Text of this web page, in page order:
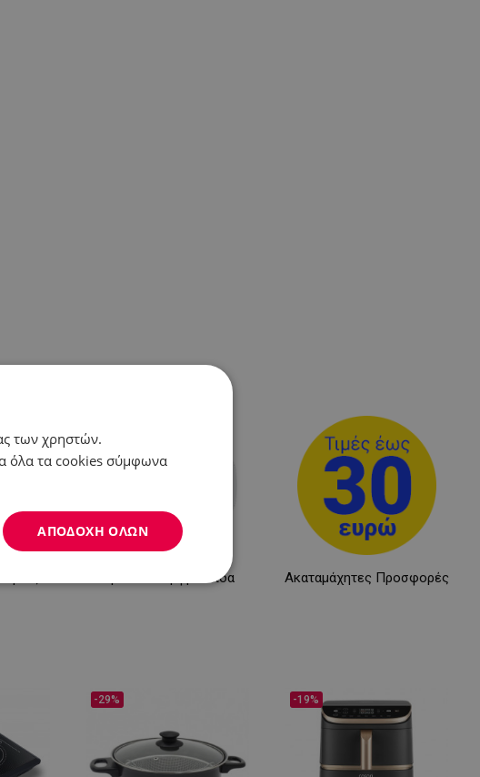
Προσωπική φροντίδα Ακαταμάχητες Προσφορές
-29% -19%
των χρηστών.
όλα τα cookies σύμφωνα
ΑΠΟΔΟΧΉ ΌΛΩΝ
Μη
χρήστη και τη διαχείριση